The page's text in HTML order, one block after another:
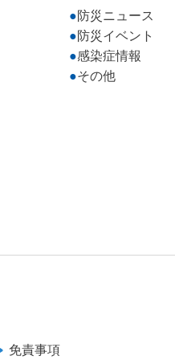
防災ニュース
防災イベント
感染症情報
その他
免責事項